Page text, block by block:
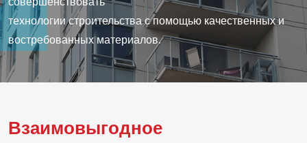
технологии строительства с помощью качественных и
востребованных материалов.
Взаимовыгодное